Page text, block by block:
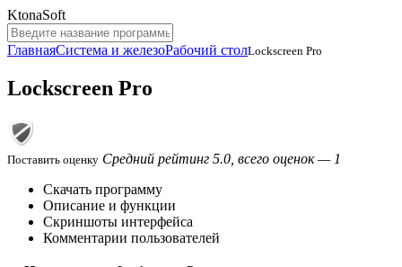
KtonaSoft
ГлавнаяСистема и железоРабочий столLockscreen Pro
Lockscreen Pro
Поставить оценку Средний рейтинг 5.0, всего оценок — 1
Скачать программу
Описание и функции
Скриншоты интерфейса
Комментарии пользователей